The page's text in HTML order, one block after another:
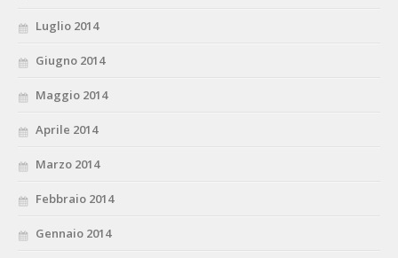
Luglio 2014
Giugno 2014
Maggio 2014
Aprile 2014
Marzo 2014
Febbraio 2014
Gennaio 2014